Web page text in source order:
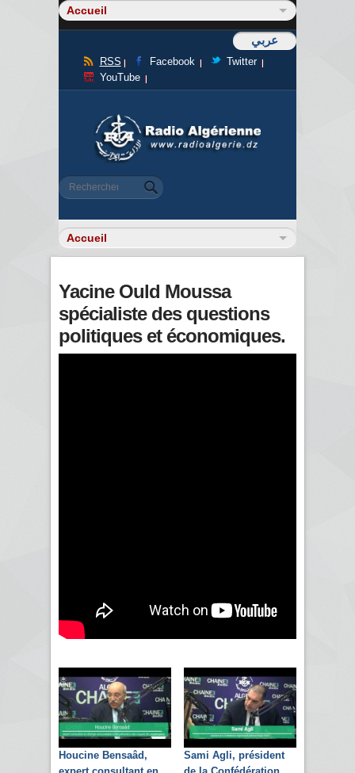
عربي
RSS Facebook
Twitter
YouTube
Formulaire de recherche
Rechercher
Yacine Ould Moussa
spécialiste des questions
politiques et économiques.
Houcine Bensaâd,
Sami Agli, président